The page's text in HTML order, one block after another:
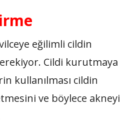
eğilimli cildin
Cildi kurutmaya
kullanılması cildin
ve böylece akneyi